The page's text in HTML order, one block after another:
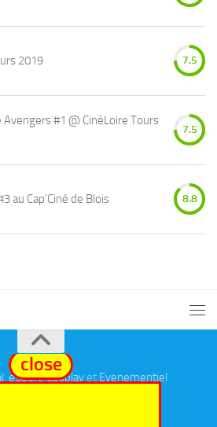
2019 7.5
Avengers #1 @ CinéLoire Tours
7.5
au Cap’Ciné de Blois 8.8
, eSport,Cosplay et Evenementiel
close